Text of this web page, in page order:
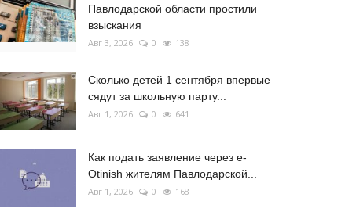
Павлодарской области простили
взыскания
Авг 3, 2026 0 138
Сколько детей 1 сентября впервые
сядут за школьную парту...
Авг 1, 2026 0 641
Как подать заявление через e-
Otinish жителям Павлодарской...
Авг 1, 2026 0 168